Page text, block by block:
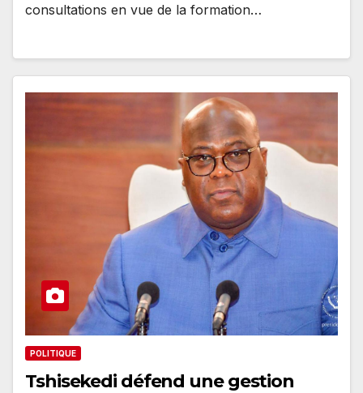
consultations en vue de la formation…
POLITIQUE
Tshisekedi défend une gestion